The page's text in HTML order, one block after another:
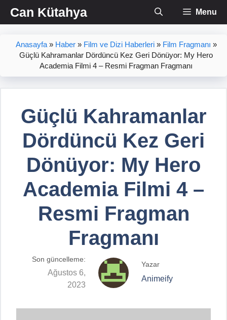
İçeriğe
atlaCan Kütahya Menu
Anasayfa» Haber» Film ve Dizi Haberleri» Film Fragmanı »
Güçlü Kahramanlar Dördüncü Kez Geri Dönüyor: My Hero
Academia Filmi 4 – Resmi Fragman Fragmanı
Güçlü Kahramanlar
Dördüncü Kez Geri
Dönüyor: My Hero
Academia Filmi 4 –
Resmi Fragman
Fragmanı
Son güncelleme:
Ağustos 6,
2023
Yazar
Animeify